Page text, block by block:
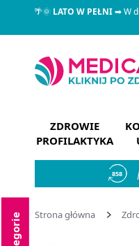
🌴🌞LATO W PEŁNI➡ W
ZDROWIE
PROFILAKTYKA
858
Strona główna